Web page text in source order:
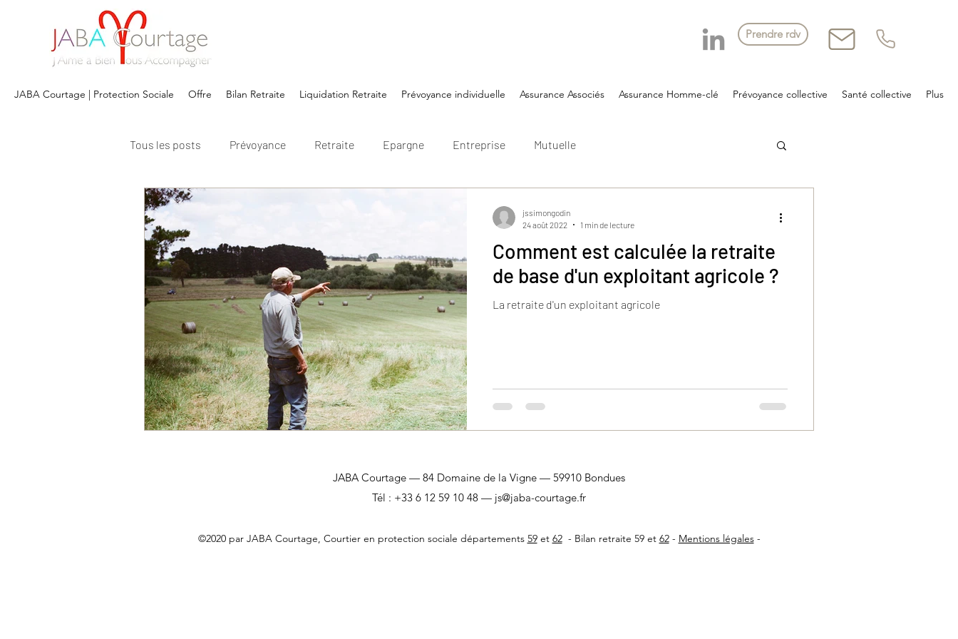
Prendre rdv
JABA Courtage | Protection Sociale Offre Bilan Retraite Liquidation Retraite Prévoyance individuelle Assurance Associés Assurance Homme-clé Prévoyance collective Santé collective Plus
Tous les posts Prévoyance Retraite Epargne Entreprise Mutuelle
Comment est calculée la retraite
de base d'un exploitant agricole ?
La retraite d'un exploitant agricole
jssimongodin
24 août 2022
1 min de lecture
JABA Courtage — 84 Domaine de la Vigne — 59910 Bondues
Tél : +33 6 12 59 10 48 — js@jaba-courtage.fr
©2020 par JABA Courtage, Courtier en protection sociale départements 59et 62- Bilan retraite 59 et 62- Mentions légales-